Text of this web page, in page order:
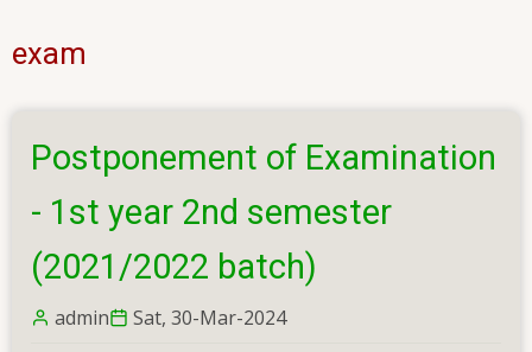
exam
Postponement of Examination
- 1st year 2nd semester
(2021/2022 batch)
admin
Sat, 30-Mar-2024